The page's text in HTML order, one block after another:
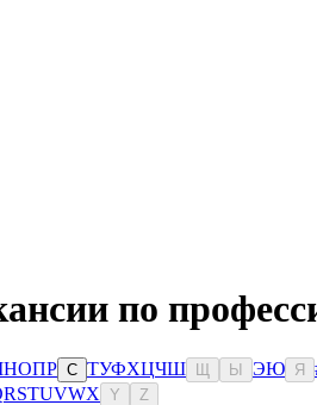
по
НОПР С ТУФХЦЧШ Ы ЭЮ Я
RSTUVWX Y Z